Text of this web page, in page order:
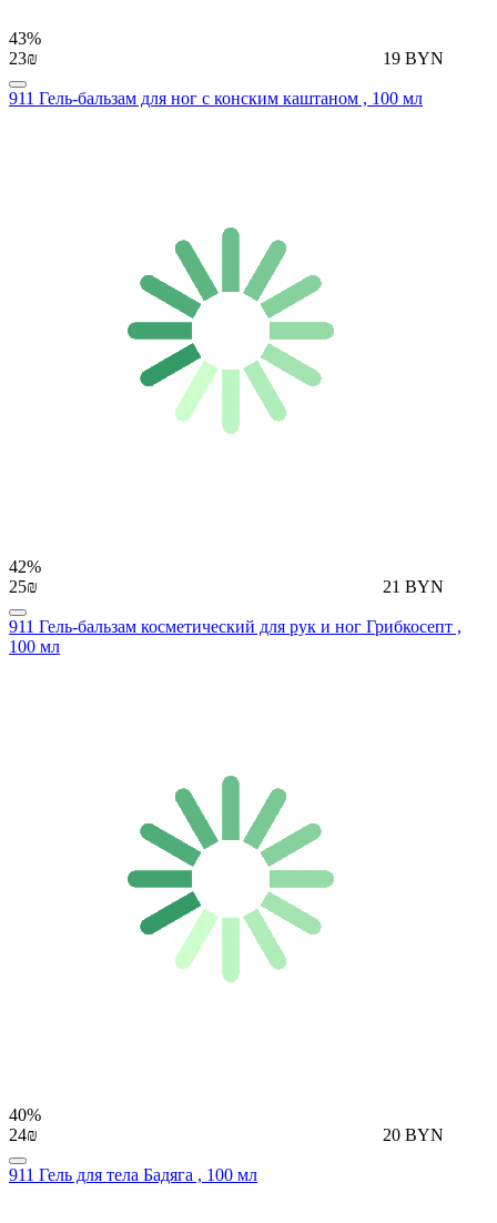
43%
23₪
19 BYN
911 Гель-бальзам для ног с конским каштаном , 100 мл
42%
25₪
21 BYN
911 Гель-бальзам косметический для рук и ног Грибкосепт ,
100 мл
40%
24₪
20 BYN
911 Гель для тела Бадяга , 100 мл